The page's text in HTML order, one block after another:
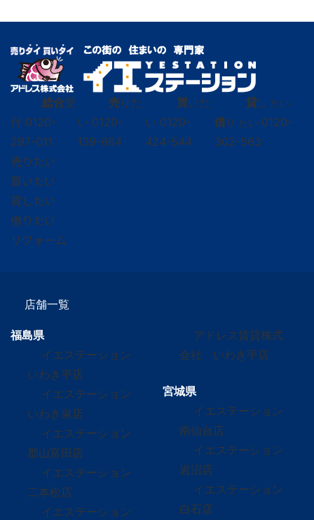
総合受
付 0120-
297-011
売りた
い 0120-
139-664
買いた
い 0120-
424-544
貸し たい
借り たい 0120-
302-563
売りたい
買いたい
貸したい
借りたい
リフォーム
店舗一覧
福島県
イエステーション
いわき平店
イエステーション
いわき泉店
イエステーション
郡山富田店
イエステーション
二本松店
イエステーション
アドレス賃貸株式
会社 いわき平店
宮城県
イエステーション
南仙台店
イエステーション
岩沼店
イエステーション
白石店